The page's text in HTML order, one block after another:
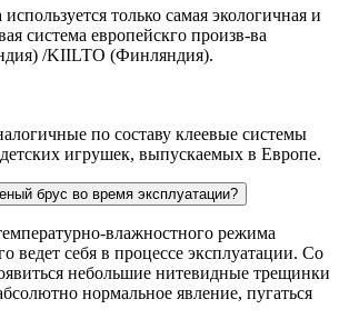
только самая экологичная и
система европейскго произв-ва
/KIILTO (Финляндия).
по составу клеевые системы
игрушек, выпускаемых в Европе.
брус во время эксплуатации?
влажностного режима
ведет себя в процессе эксплуатации. Со
небольшие нитевидные трещинки
нормальное явление, пугаться